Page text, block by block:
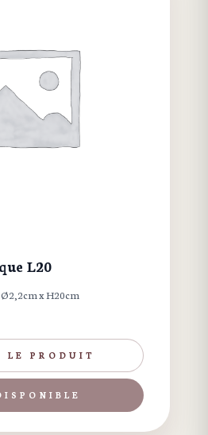
L20
Ø2,2cm x H20cm
LE PRODUIT